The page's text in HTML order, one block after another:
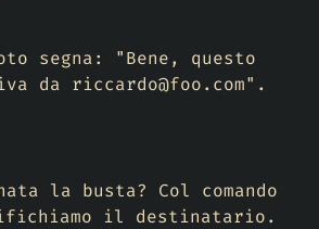
segna: "Bene, questo
da riccardo@foo.com".
la busta? Col comando
il destinatario.